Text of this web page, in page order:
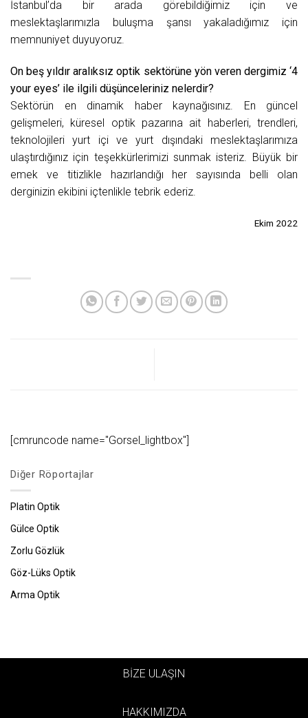
İstanbul’da bir arada görebildiğimiz için ve
meslektaşlarımızla buluşma şansı yakaladığımız için
memnuniyet duyuyoruz.
On beş yıldır aralıksız optik sektörüne yön veren dergimiz ‘4
your eyes’ ile ilgili düşünceleriniz nelerdir?
Sektörün en dinamik haber kaynağısınız. En güncel
gelişmeleri, küresel optik pazarına ait haberleri, trendleri,
teknolojileri yurt içi ve yurt dışındaki meslektaşlarımıza
ulaştırdığınız için teşekkürlerimizi sunmak isteriz. Büyük bir
emek ve titizlikle hazırlandığı her sayısında belli olan
derginizin ekibini içtenlikle tebrik ederiz.
Ekim 2022
[cmruncode name="Gorsel_lightbox"]
Diğer Röportajlar
Platin Optik
Gülce Optik
Zorlu Gözlük
Göz-Lüks Optik
Arma Optik
BİZE ULAŞIN
HAKKIMIZDA